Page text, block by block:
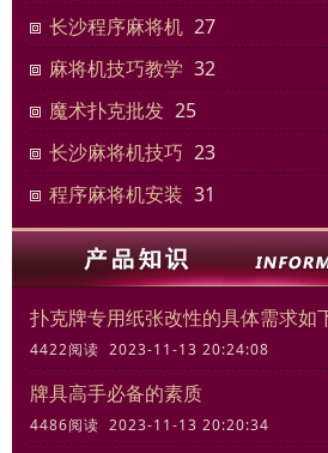
长沙程序麻将机 27
麻将机技巧教学 32
魔术扑克批发 25
长沙麻将机技巧 23
程序麻将机安装 31
扑克牌专用纸张改性的具体需求如
4422阅读 2023-11-13 20:24:08
牌具高手必备的素质
4486阅读 2023-11-13 20:20:34